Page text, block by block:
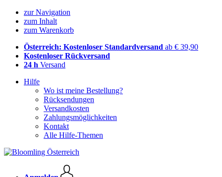
zur Navigation
zum Inhalt
zum Warenkorb
Österreich: Kostenloser Standardversand ab € 39,90
Kostenloser Rückversand
24 h Versand
Hilfe
Wo ist meine Bestellung?
Rücksendungen
Versandkosten
Zahlungsmöglichkeiten
Kontakt
Alle Hilfe-Themen